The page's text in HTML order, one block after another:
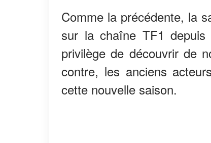
Comme la précédente, la
sur la chaîne TF1
privilège de découvrir de
contre, les anciens
cette nouvelle saison.